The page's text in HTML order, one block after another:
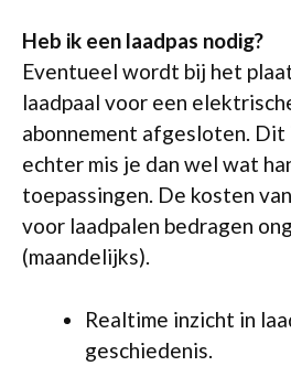
Heb ik een laadpas nodig?
Eventueel wordt bij het
laadpaal voor een
abonnement afgesloten.
echter mis je dan wel wat
toepassingen. De kosten
voor laadpalen bedragen
(maandelijks).
Realtime inzicht in
geschiedenis.